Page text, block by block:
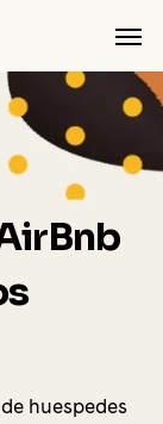
huespedes